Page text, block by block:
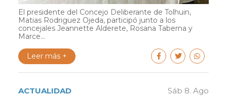
El presidente del Concejo Deliberante de Tolhuin,
Matias Rodriguez Ojeda, participó junto a los
concejales Jeannette Alderete, Rosana Taberna y
Marce...
Leer más +
ACTUALIDAD Sáb 8. Ago